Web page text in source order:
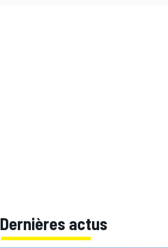
Dernières actus